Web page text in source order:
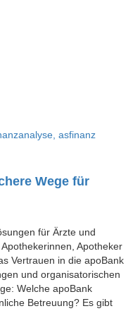
Wege für
für Ärzte und
Apotheker
Vertrauen in die apoBank
und organisatorischen
Welche apoBank
Betreuung? Es gibt